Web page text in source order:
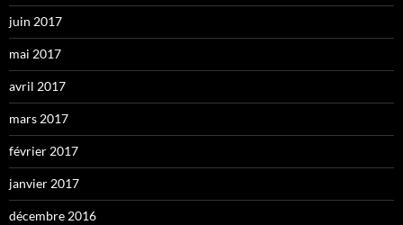
juin 2017
mai 2017
avril 2017
mars 2017
février 2017
janvier 2017
décembre 2016